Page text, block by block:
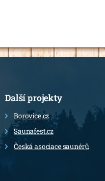
Další projekty
Borovice.cz
Saunafest.cz
Česká asociace saunérů